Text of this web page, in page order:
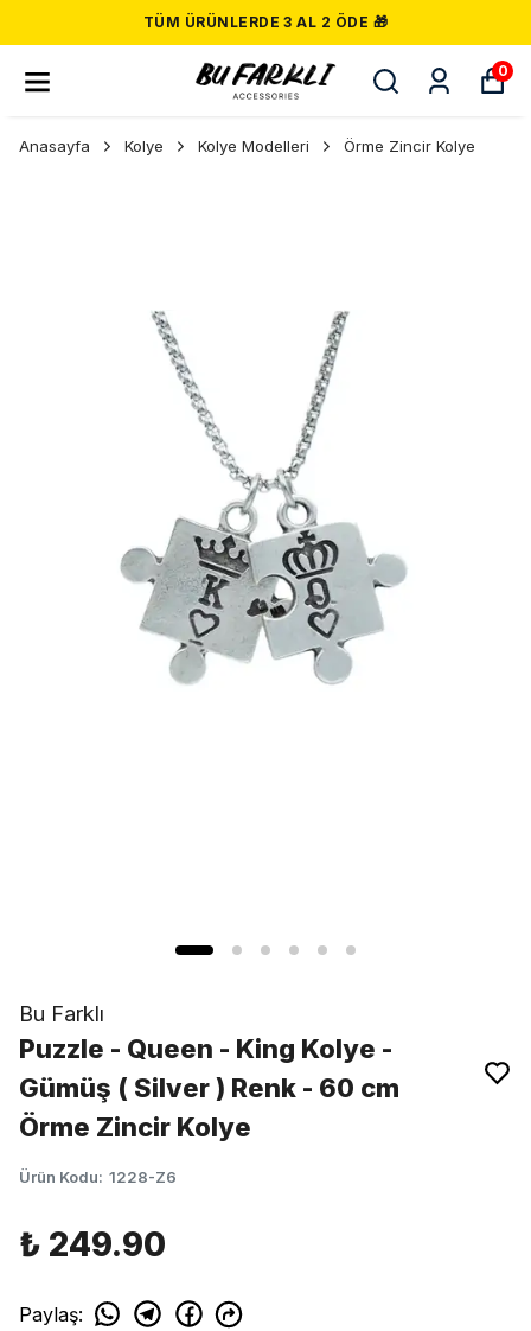
TÜM ÜRÜNLERDE 3 AL 2 ÖDE 🎁
0
Anasayfa Kolye Kolye Modelleri Örme Zincir Kolye
Bu Farklı
Puzzle - Queen - King Kolye -
Gümüş ( Silver ) Renk - 60 cm
Örme Zincir Kolye
Ürün Kodu: 1228-Z6
₺ 249.90
Paylaş: